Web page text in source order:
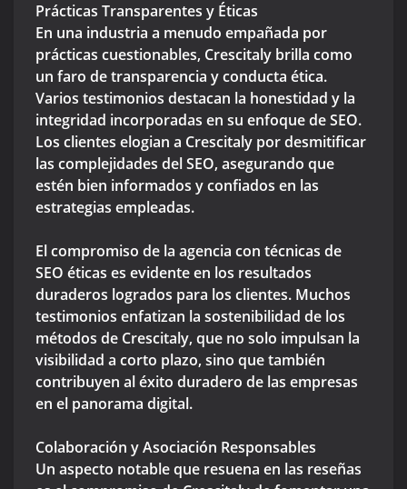
Prácticas Transparentes y Éticas
En una industria a menudo empañada por
prácticas cuestionables, Crescitaly brilla como
un faro de transparencia y conducta ética.
Varios testimonios destacan la honestidad y la
integridad incorporadas en su enfoque de SEO.
Los clientes elogian a Crescitaly por desmitificar
las complejidades del SEO, asegurando que
estén bien informados y confiados en las
estrategias empleadas.
El compromiso de la agencia con técnicas de
SEO éticas es evidente en los resultados
duraderos logrados para los clientes. Muchos
testimonios enfatizan la sostenibilidad de los
métodos de Crescitaly, que no solo impulsan la
visibilidad a corto plazo, sino que también
contribuyen al éxito duradero de las empresas
en el panorama digital.
Colaboración y Asociación Responsables
Un aspecto notable que resuena en las reseñas